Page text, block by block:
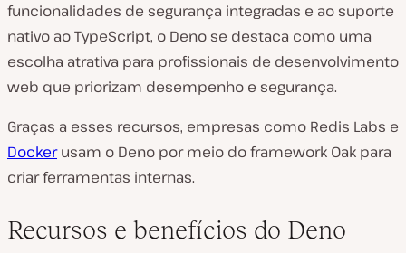
funcionalidades de segurança integradas e ao suporte
nativo ao TypeScript, o Deno se destaca como uma
escolha atrativa para profissionais de desenvolvimento
web que priorizam desempenho e segurança.
Graças a esses recursos, empresas como Redis Labs e
Dockerusam o Deno por meio do framework Oak para
criar ferramentas internas.
Recursos e benefícios do Deno